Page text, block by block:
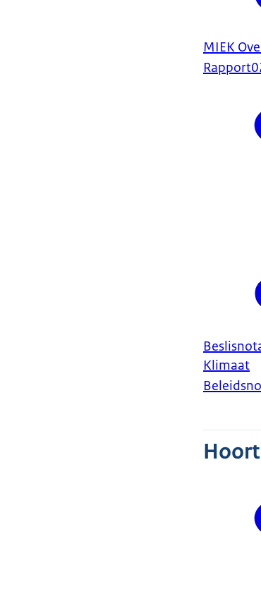
MIEK
Rapport
Klimaat